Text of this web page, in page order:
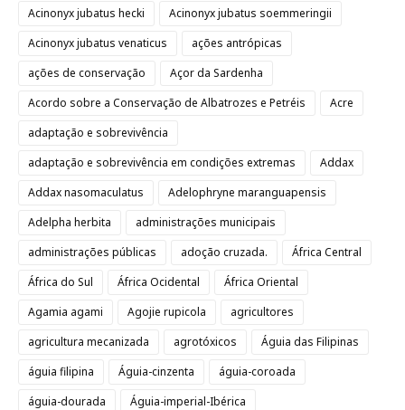
Acinonyx jubatus hecki
Acinonyx jubatus soemmeringii
Acinonyx jubatus venaticus
ações antrópicas
ações de conservação
Açor da Sardenha
Acordo sobre a Conservação de Albatrozes e Petréis
Acre
adaptação e sobrevivência
adaptação e sobrevivência em condições extremas
Addax
Addax nasomaculatus
Adelophryne maranguapensis
Adelpha herbita
administrações municipais
administrações públicas
adoção cruzada.
África Central
África do Sul
África Ocidental
África Oriental
Agamia agami
Agojie rupicola
agricultores
agricultura mecanizada
agrotóxicos
Águia das Filipinas
águia filipina
Águia-cinzenta
águia-coroada
águia-dourada
Águia-imperial-Ibérica